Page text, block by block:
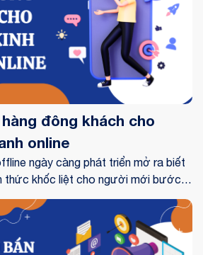
hàng trên tik tok shop và cách bán
đông khách cho
online
ngày càng phát triển mở ra biết
thức khốc liệt cho người mới bước
Bởi lẽ thị trường thì chỉ có một,
cũng nhiều, vậy làm sao để kinh
cạnh tranh với đối thủ? Vậy hãy cùng
đây để biết thêm về những bí quyết